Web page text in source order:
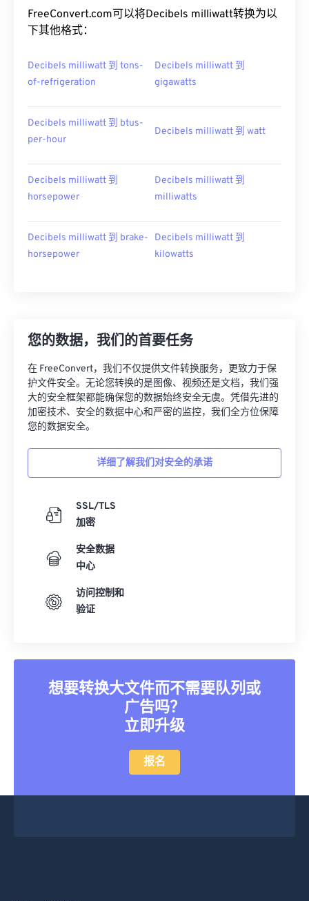
FreeConvert.com可以将Decibels milliwatt转换为以
下其他格式：
Decibels milliwatt 到 tons-
of-refrigeration
Decibels milliwatt 到
gigawatts
Decibels milliwatt 到 btus-
per-hour
Decibels milliwatt 到 watt
Decibels milliwatt 到
horsepower
Decibels milliwatt 到
milliwatts
Decibels milliwatt 到 brake-
horsepower
Decibels milliwatt 到
kilowatts
您的数据，我们的首要任务
在 FreeConvert，我们不仅提供文件转换服务，更致力于保
护文件安全。无论您转换的是图像、视频还是文档，我们强
大的安全框架都能确保您的数据始终安全无虞。凭借先进的
加密技术、安全的数据中心和严密的监控，我们全方位保障
您的数据安全。
详细了解我们对安全的承诺
SSL/TLS
加密
安全数据
中心
访问控制和
验证
想要转换大文件而不需要队列或
广告吗？
立即升级
报名